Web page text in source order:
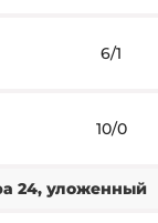
6/1
10/0
24, уложенный